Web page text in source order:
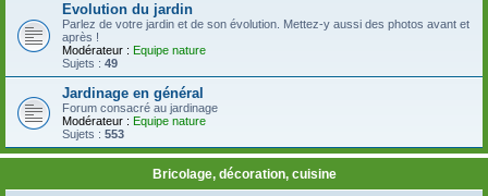
Evolution du jardin
Parlez de votre jardin et de son évolution. Mettez-y aussi des photos avant et
après !
Modérateur : Equipe nature
Sujets : 49
Jardinage en général
Forum consacré au jardinage
Modérateur : Equipe nature
Sujets : 553
Bricolage, décoration, cuisine